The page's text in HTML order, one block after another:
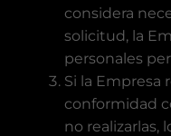
considera
solicitud, la
personales
Si la Empresa
conformidad
no realizarlas,